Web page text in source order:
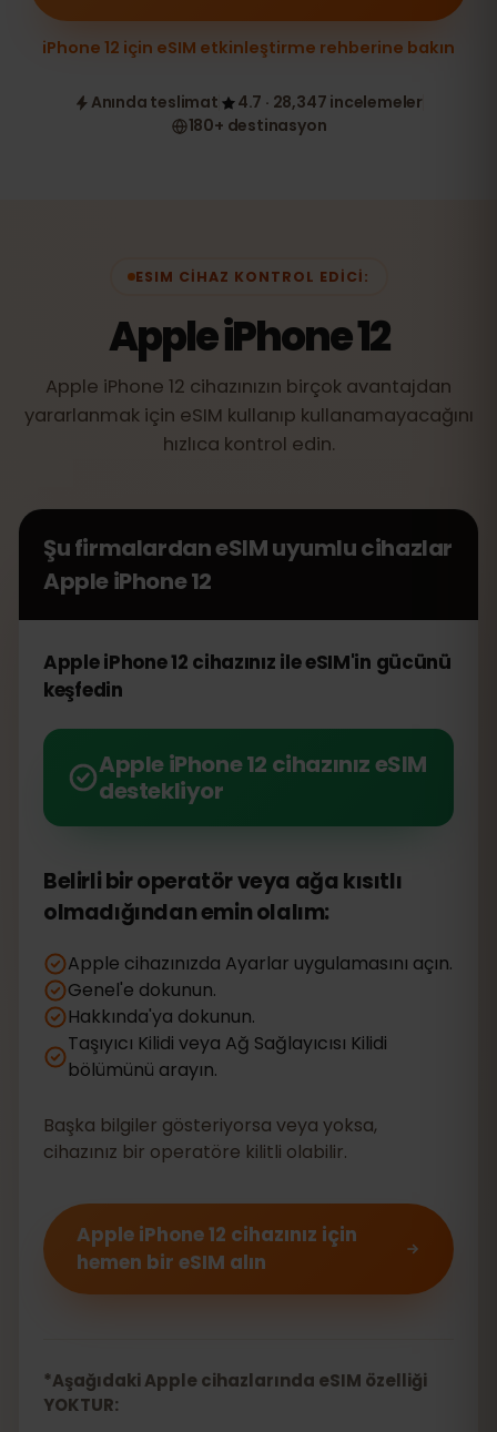
iPhone 12 için eSIM etkinleştirme rehberine bakın
Anında teslimat
4.7 · 28,347 incelemeler
180+ destinasyon
ESIM CIHAZ KONTROL EDICI:
Apple iPhone 12
Apple iPhone 12 cihazınızın birçok avantajdan
yararlanmak için eSIM kullanıp kullanamayacağını
hızlıca kontrol edin.
Şu firmalardan eSIM uyumlu cihazlar
Apple iPhone 12
Apple iPhone 12 cihazınız ile eSIM'in gücünü
keşfedin
Apple iPhone 12 cihazınız eSIM
destekliyor
Belirli bir operatör veya ağa kısıtlı
olmadığından emin olalım:
Apple cihazınızda Ayarlar uygulamasını açın.
Genel'e dokunun.
Hakkında'ya dokunun.
Taşıyıcı Kilidi veya Ağ Sağlayıcısı Kilidi
bölümünü arayın.
Başka bilgiler gösteriyorsa veya yoksa,
cihazınız bir operatöre kilitli olabilir.
Apple iPhone 12 cihazınız için
hemen bir eSIM alın
*Aşağıdaki Apple cihazlarında eSIM özelliği
YOKTUR: